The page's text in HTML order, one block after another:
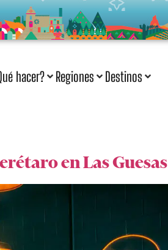
hacer? Regiones Destinos
en Las Guesas